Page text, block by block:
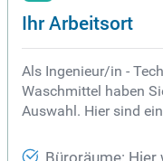
Ihr Arbeitsort
Als Ingenieur/in -
Waschmittel haben
Auswahl. Hier sind